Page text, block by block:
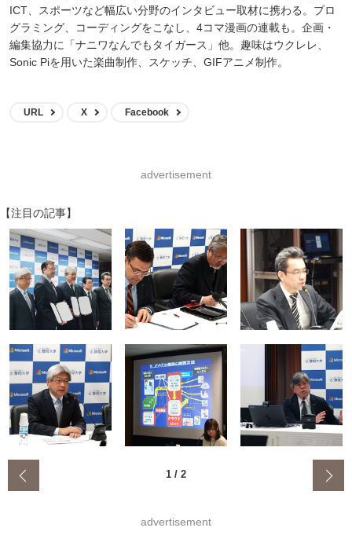
ICT、スポーツなど幅広い分野のインタビュー取材に携わる。プロ
グラミング、コーディングをこなし、4コマ漫画の連載も。企画・
編集協力に「ナニワなんでもタイガース」他。趣味はウクレレ、
Sonic Piを用いた楽曲制作、スケッチ、GIFアニメ制作。
URL X Facebook
advertisement
【注目の記事】
1 / 2
advertisement